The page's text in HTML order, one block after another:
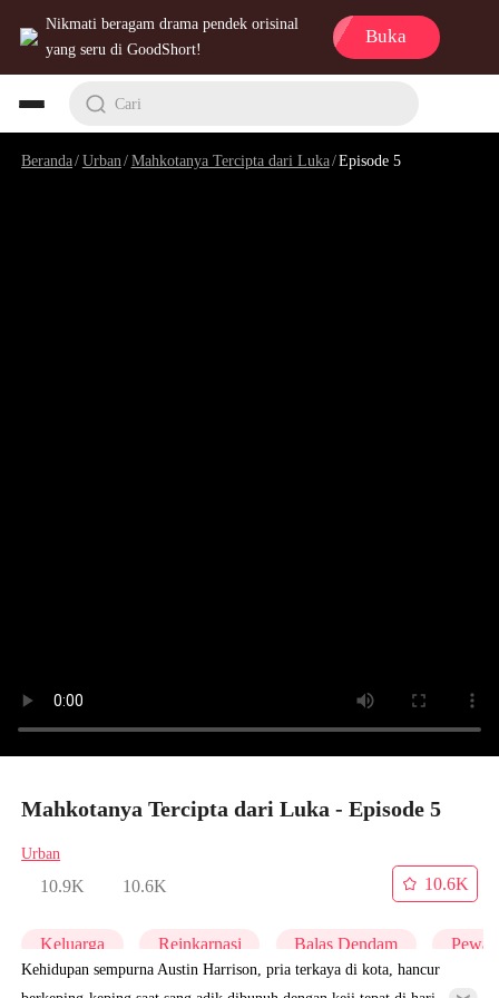
Nikmati beragam drama pendek orisinal
yang seru di GoodShort!
Buka
Cari
Beranda/Urban /Mahkotanya Tercipta dari Luka/Episode 5
Mahkotanya Tercipta dari Luka - Episode 5
Urban
10.9K 10.6K
10.6K
Keluarga Reinkarnasi Balas Dendam
Kehidupan sempurna Austin Harrison, pria terkaya di kota, hancur